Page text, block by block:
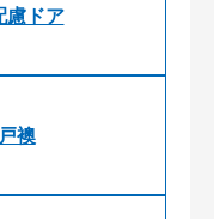
ドア
襖